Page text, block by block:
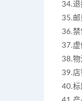
34.退
35.邮
36.禁
37.虚
38.物
39.店
40.标